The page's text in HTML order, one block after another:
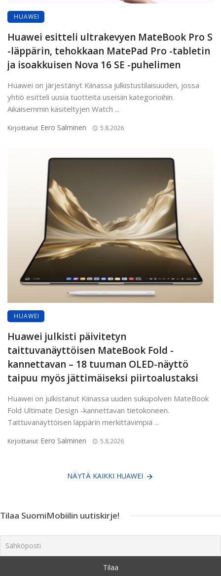
HUAWEI
Huawei esitteli ultrakevyen MateBook Pro S
-läppärin, tehokkaan MatePad Pro -tabletin
ja isoakkuisen Nova 16 SE -puhelimen
Huawei on järjestänyt Kiinassa julkistustilaisuuden, jossa
yhtiö esitteli uusia tuotteita useisiin kategorioihin.
Aikaisemmin käsiteltyjen Watch ...
Kirjoittanut Eero Salminen 5.8.2026
HUAWEI
Huawei julkisti päivitetyn
taittuvanäyttöisen MateBook Fold -
kannettavan – 18 tuuman OLED-näyttö
taipuu myös jättimäiseksi piirtoalustaksi
Huawei on julkistanut Kiinassa uuden sukupolven MateBook
Fold Ultimate Design -kannettavan tietokoneen.
Taittuvanäyttöisen läppärin merkittävimpiä ...
Kirjoittanut Eero Salminen 5.8.2026
NÄYTÄ KAIKKI HUAWEI
Tilaa SuomiMobiilin uutiskirje!